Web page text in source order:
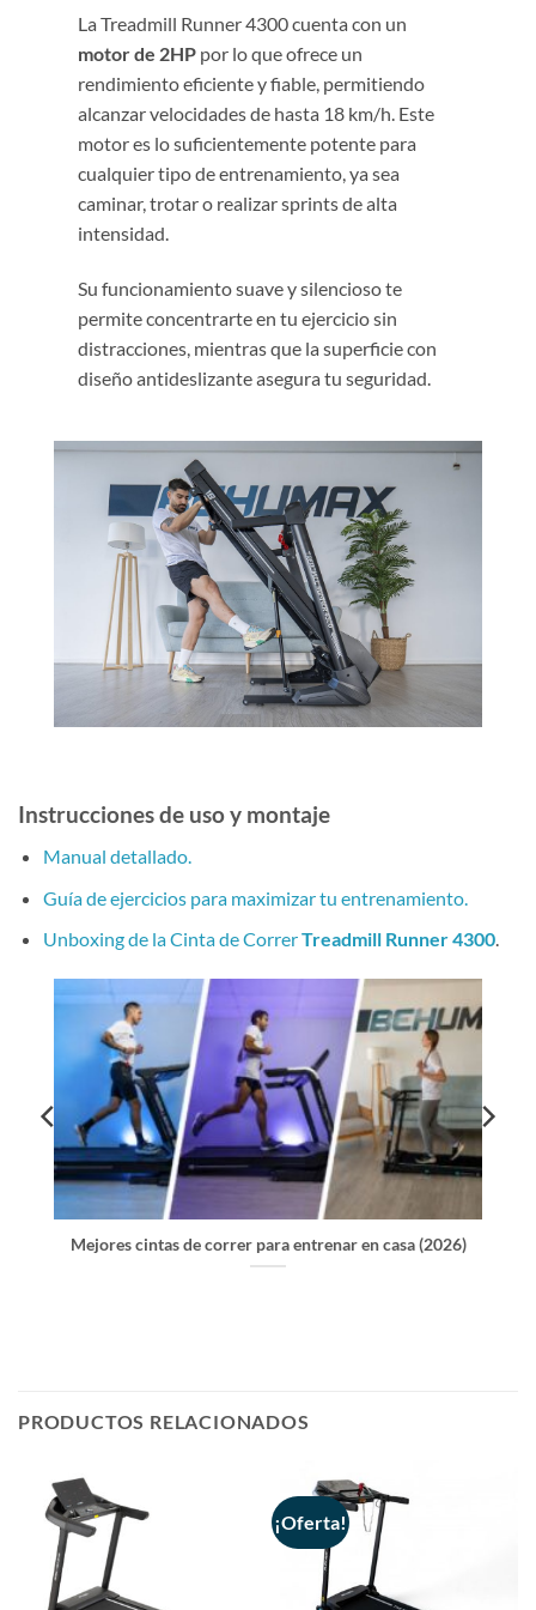
La Treadmill Runner 4300 cuenta con un
motor de 2HP por lo que ofrece un
rendimiento eficiente y fiable, permitiendo
alcanzar velocidades de hasta 18 km/h. Este
motor es lo suficientemente potente para
cualquier tipo de entrenamiento, ya sea
caminar, trotar o realizar sprints de alta
intensidad.
Su funcionamiento suave y silencioso te
permite concentrarte en tu ejercicio sin
distracciones, mientras que la superficie con
diseño antideslizante asegura tu seguridad.
Instrucciones de uso y montaje
Manual detallado.
Guía de ejercicios para maximizar tu entrenamiento.
Unboxing de la Cinta de CorrerTreadmill Runner 4300.
Mejores cintas de correr para entrenar en casa (2026)
PRODUCTOS RELACIONADOS
¡Oferta!